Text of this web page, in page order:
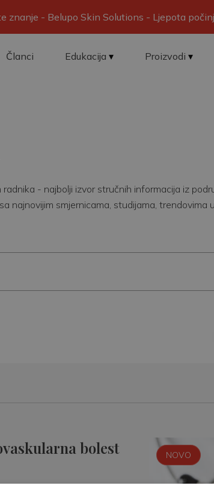
znanje - Belupo Skin Solutions - Ljepota
Članci Edukacija Proizvodi
- najbolji izvor stručnih informacija iz
najnovijim smjernicama, studijama, trendovima
bolest NOVO